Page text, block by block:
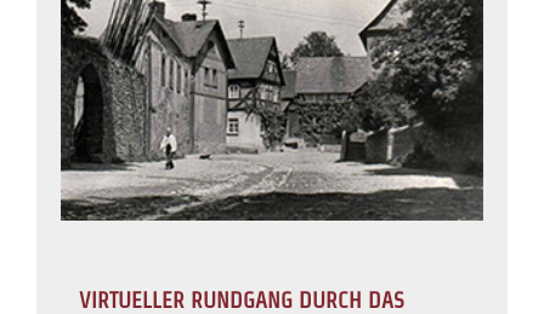
VIRTUELLER RUNDGANG DURCH DAS